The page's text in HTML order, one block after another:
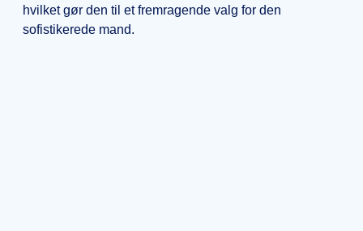
hvilket gør den til et fremragende valg for den
sofistikerede mand.